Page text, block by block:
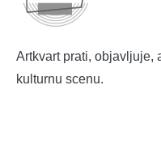
Artkvart prati, objavljuje,
kulturnu scenu.